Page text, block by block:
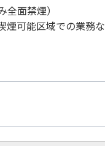
面禁煙）
煙可能区域での業務な